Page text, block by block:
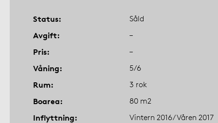
Status Såld
Avgift –
Pris –
Våning 5/6
Rum 3 rok
Boarea 80 m2
Inflyttning Vintern 2016/Våren 2017